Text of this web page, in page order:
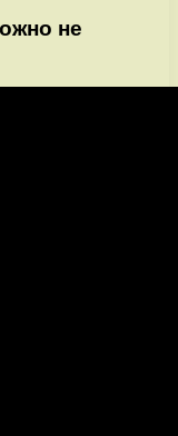
не